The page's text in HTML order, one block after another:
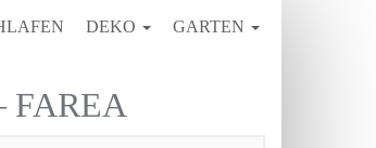
DEKO GARTEN
FAREA